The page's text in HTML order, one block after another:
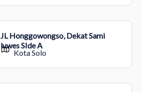
JL Honggowongso, Dekat Sami
luwes SIde A
Kota Solo